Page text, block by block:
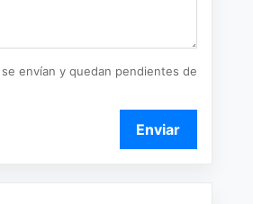
envían y quedan pendientes de
Enviar